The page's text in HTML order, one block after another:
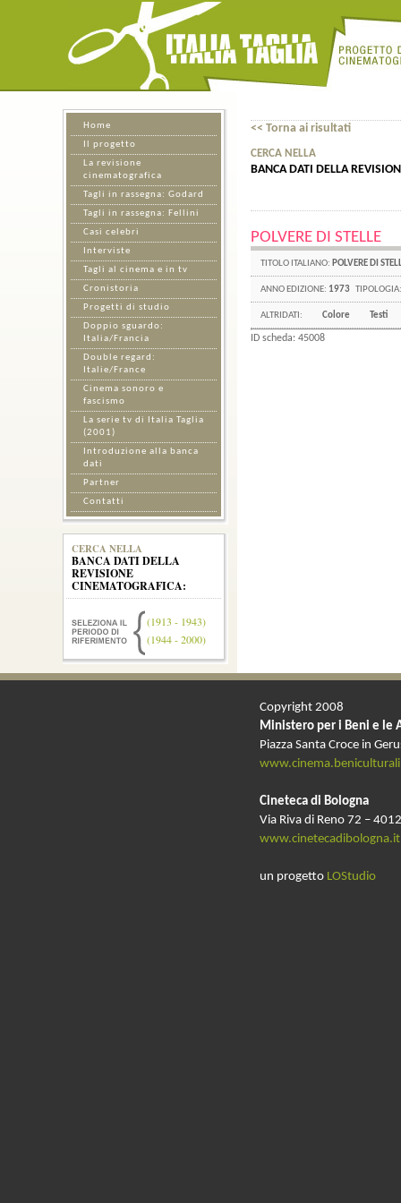
<< Torna ai risultati
CERCA NELLA
BANCA DATI DELLA
POLVERE DI STELLE
TITOLO ITALIANO: POLVERE DI
ANNO EDIZIONE: 1973
ALTRIDATI: Colore Testi
ID scheda: 45008
Home
Il progetto
La revisione
cinematografica
Tagli in rassegna: Godard
Tagli in rassegna: Fellini
Casi celebri
Interviste
Tagli al cinema e in tv
Cronistoria
Progetti di studio
Doppio sguardo:
Italia/Francia
Double regard:
Italie/France
Cinema sonoro e
fascismo
La serie tv di Italia Taglia
(2001)
Introduzione alla banca
dati
Partner
Contatti
CERCA NELLA
BANCA DATI DELLA
REVISIONE
CINEMATOGRAFICA:
(1913 - 1943)
(1944 - 2000)
Copyright 2008
Ministero per i Beni e le
Piazza Santa Croce in
Cineteca di Bologna
Via Riva di Reno 72 –
www.cinetecadibologna.it
un progetto LOStudio